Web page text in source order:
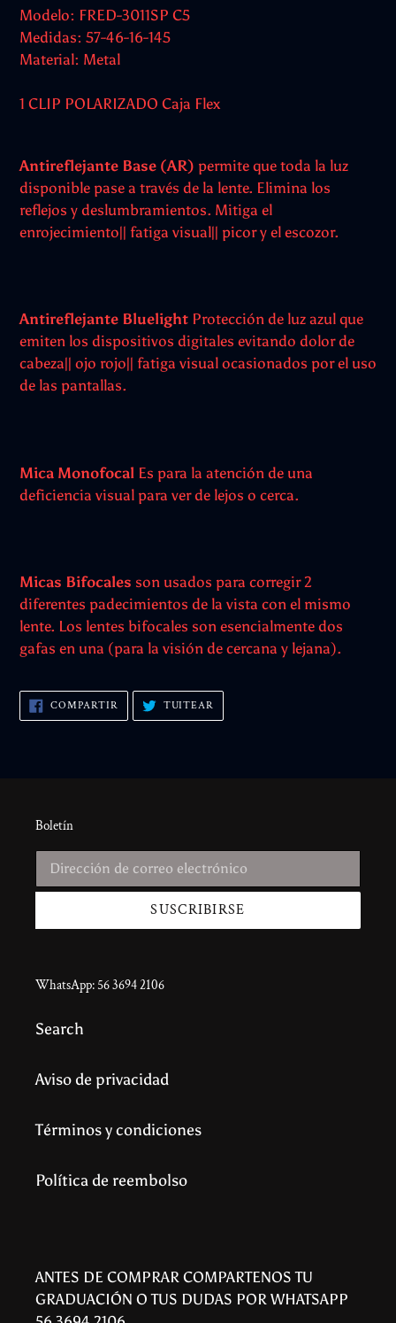
el
producto
a
carrito
Modelo: FRED-3011SP C5
Medidas: 57-46-16-145
Material: Metal
1 CLIP POLARIZADO Caja Flex
Antireflejante Base (AR) permite que toda la luz
disponible pase a través de la lente. Elimina los
reflejos y deslumbramientos. Mitiga el
enrojecimiento|| fatiga visual|| picor y el escozor.
Antireflejante Bluelight Protección de luz azul que
emiten los dispositivos digitales evitando dolor de
cabeza|| ojo rojo|| fatiga visual ocasionados por el uso
de las pantallas.
Mica Monofocal Es para la atención de una
deficiencia visual para ver de lejos o cerca.
Micas Bifocales son usados para corregir 2
diferentes padecimientos de la vista con el mismo
lente. Los lentes bifocales son esencialmente dos
gafas en una (para la visión de cercana y lejana).
COMPARTIR COMPARTIR
FACEBOOK
TUITEAR
TWITTER
Boletín
SUSCRIBIRSE
WhatsApp: 56 3694 2106
Search
Aviso de privacidad
Términos y condiciones
Política de reembolso
ANTES DE COMPRAR COMPARTENOS TU
GRADUACIÓN O TUS DUDAS POR WHATSAPP